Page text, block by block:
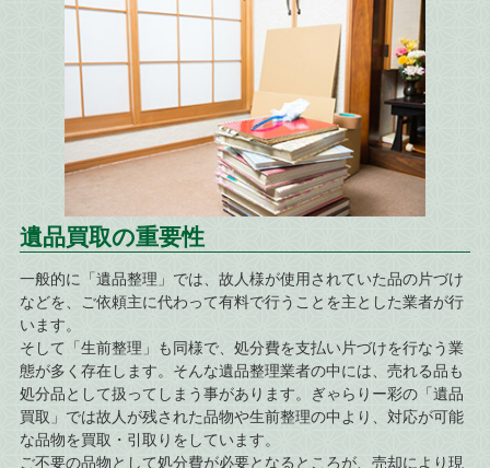
遺品買取の重要性
一般的に「遺品整理」では、故人様が使用されていた品の片づけ
などを、ご依頼主に代わって有料で行うことを主とした業者が行
います。
そして「生前整理」も同様で、処分費を支払い片づけを行なう業
態が多く存在します。そんな遺品整理業者の中には、売れる品も
処分品として扱ってしまう事があります。ぎゃらりー彩の「遺品
買取」では故人が残された品物や生前整理の中より、対応が可能
な品物を買取・引取りをしています。
ご不要の品物として処分費が必要となるところが、売却により現